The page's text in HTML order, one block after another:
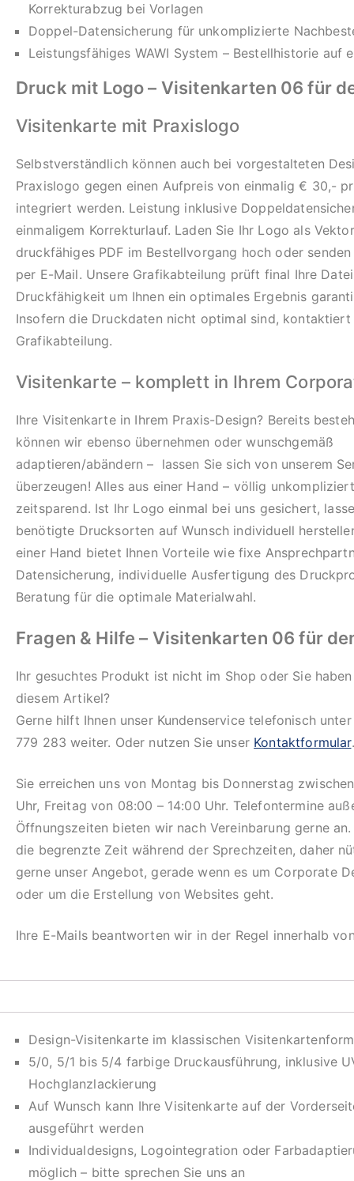
Korrekturabzug bei Vorlagen
Doppel-Datensicherung für unkomplizierte
Leistungsfähiges WAWI System – Bestellhistorie auf
Druck mit Logo – Visitenkarten 06 für
Visitenkarte mit Praxislogo
Selbstverständlich können auch bei vorgestalteten
Praxislogo gegen einen Aufpreis von einmalig € 30,-
integriert werden. Leistung inklusive
einmaligem Korrekturlauf. Laden Sie Ihr Logo als
druckfähiges PDF im Bestellvorgang hoch oder senden
per E-Mail. Unsere Grafikabteilung prüft final Ihre
Druckfähigkeit um Ihnen ein optimales Ergebnis
Insofern die Druckdaten nicht optimal sind, kontaktiert
Grafikabteilung.
Visitenkarte – komplett in Ihrem
Ihre Visitenkarte in Ihrem Praxis-Design? Bereits
können wir ebenso übernehmen oder wunschgemäß
adaptieren/abändern – lassen Sie sich von unserem
überzeugen! Alles aus einer Hand – völlig
zeitsparend. Ist Ihr Logo einmal bei uns gesichert,
benötigte Drucksorten auf Wunsch individuell
einer Hand bietet Ihnen Vorteile wie fixe
Datensicherung, individuelle Ausfertigung des
Beratung für die optimale Materialwahl.
Fragen & Hilfe – Visitenkarten 06 für
Ihr gesuchtes Produkt ist nicht im Shop oder Sie
diesem Artikel?
Gerne hilft Ihnen unser Kundenservice telefonisch
779 283 weiter. Oder nutzen Sie unser Kontaktformular.
Sie erreichen uns von Montag bis Donnerstag
Uhr, Freitag von 08:00 – 14:00 Uhr. Telefontermine
Öffnungszeiten bieten wir nach Vereinbarung gerne
die begrenzte Zeit während der Sprechzeiten, daher
gerne unser Angebot, gerade wenn es um Corporate
oder um die Erstellung von Websites geht.
Ihre E-Mails beantworten wir in der Regel innerhalb
Design-Visitenkarte im klassischen
5/0, 5/1 bis 5/4 farbige Druckausführung, inklusive
Hochglanzlackierung
Auf Wunsch kann Ihre Visitenkarte auf der
ausgeführt werden
Individualdesigns, Logointegration oder
möglich – bitte sprechen Sie uns an